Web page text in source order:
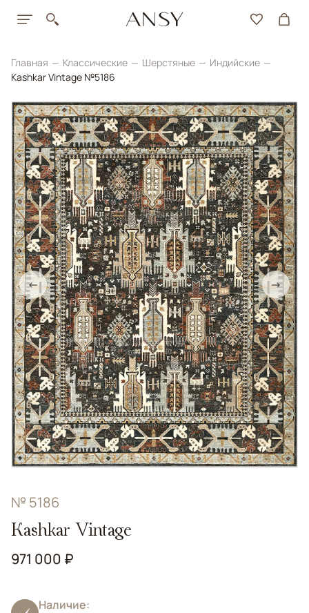
Главная Классические Шерстяные
Индийские
Kashkar Vintage №5186
← →
№ 5186
Kashkar Vintage
971 000 ₽
Наличие: